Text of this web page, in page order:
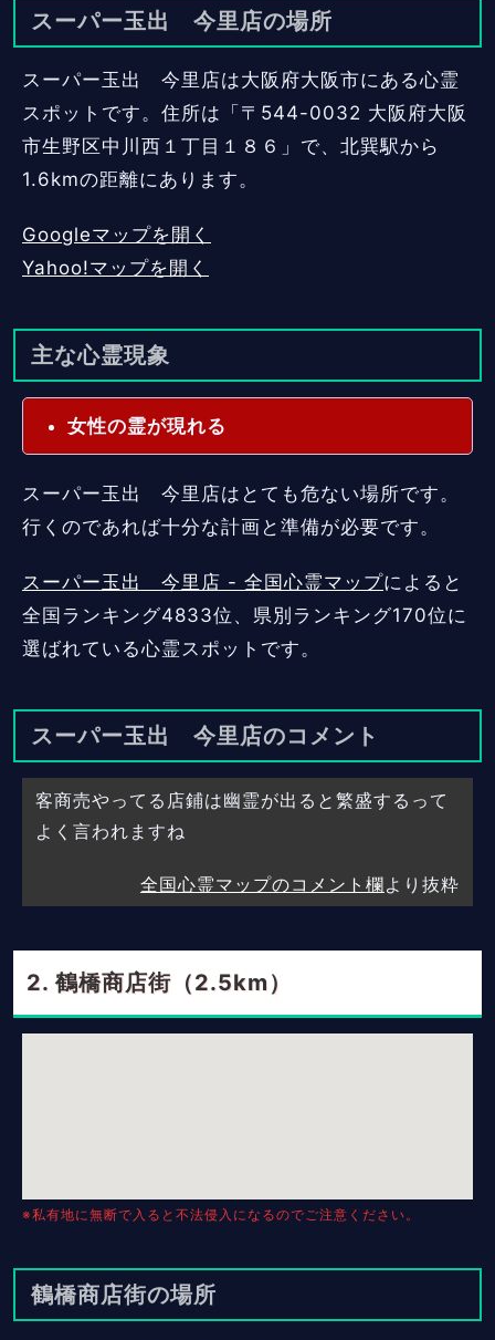
スーパー玉出 今里店の場所
スーパー玉出 今里店は大阪府大阪市にある心霊
スポットです。住所は「〒544-0032 大阪府大阪
市生野区中川西１丁目１８６」で、北巽駅から
1.6kmの距離にあります。
Googleマップを開く
Yahoo!マップを開く
主な心霊現象
女性の霊が現れる
スーパー玉出 今里店はとても危ない場所です。
行くのであれば十分な計画と準備が必要です。
スーパー玉出 今里店 - 全国心霊マップによると
全国ランキング4833位、県別ランキング170位に
選ばれている心霊スポットです。
スーパー玉出 今里店のコメント
客商売やってる店鋪は幽霊が出ると繁盛するって
よく言われますね
全国心霊マップのコメント欄より抜粋
鶴橋商店街（2.5km）
※私有地に無断で入ると不法侵入になるのでご注意ください。
鶴橋商店街の場所